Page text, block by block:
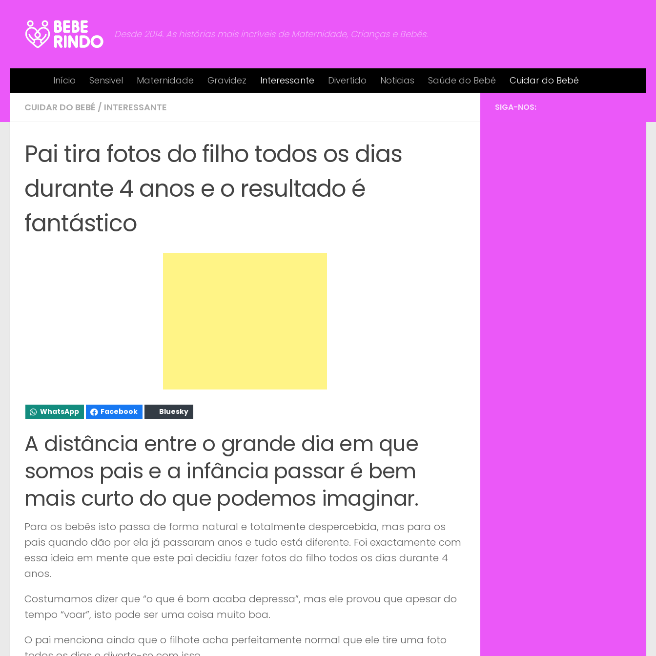
Desde 2014. As histórias mais incríveis de Maternidade, Crianças e Bebés.
Início Sensivel Maternidade Gravidez Interessante Divertido Noticias Saúde do Bebé Cuidar do Bebé
CUIDAR DO BEBÉ / INTERESSANTE
Pai tira fotos do filho todos os dias
durante 4 anos e o resultado é
fantástico
WhatsApp Facebook Bluesky
A distância entre o grande dia em que
somos pais e a infância passar é bem
mais curto do que podemos imaginar.
Para os bebês isto passa de forma natural e totalmente despercebida, mas para os
pais quando dão por ela já passaram anos e tudo está diferente. Foi exactamente com
essa ideia em mente que este pai decidiu fazer fotos do filho todos os dias durante 4
anos.
Costumamos dizer que “o que é bom acaba depressa”, mas ele provou que apesar do
tempo “voar”, isto pode ser uma coisa muito boa.
O pai menciona ainda que o filhote acha perfeitamente normal que ele tire uma foto
SIGA-NOS: